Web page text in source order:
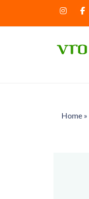
Home»